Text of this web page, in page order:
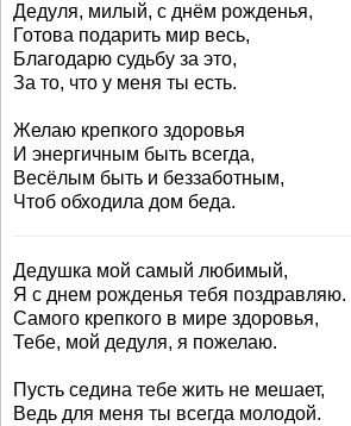
Дедуля, милый, с днём рожденья,
Готова подарить мир весь,
Благодарю судьбу за это,
За то, что у меня ты есть.
Желаю крепкого здоровья
И энергичным быть всегда,
Весёлым быть и беззаботным,
Чтоб обходила дом беда.
Дедушка мой самый любимый,
Я с днем рожденья тебя поздравляю.
Самого крепкого в мире здоровья,
Тебе, мой дедуля, я пожелаю.
Пусть седина тебе жить не мешает,
Ведь для меня ты всегда молодой.